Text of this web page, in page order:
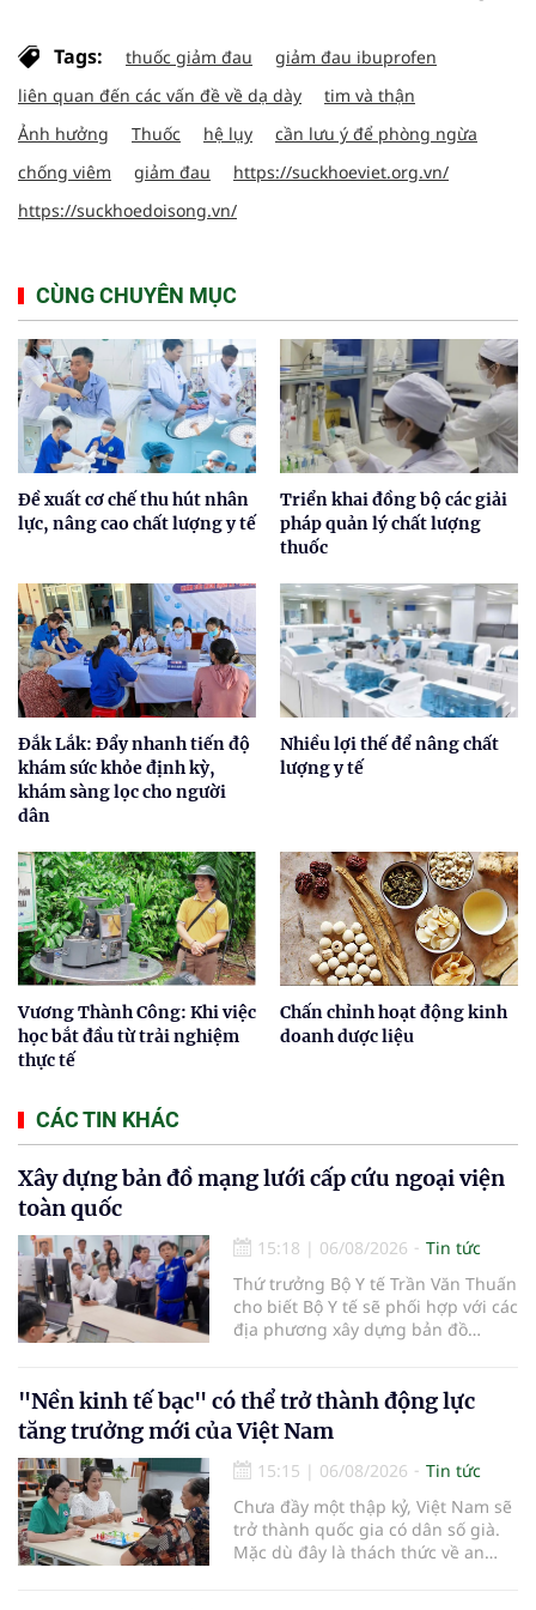
Tags: thuốc giảm đau
giảm đau ibuprofen
liên quan đến các vấn đề về dạ dày
tim và thận
Ảnh hưởng
Thuốc hệ lụy
cần lưu ý để phòng ngừa
chống viêm
giảm đau
https://suckhoeviet.org.vn/
https://suckhoedoisong.vn/
CÙNG CHUYÊN MỤC
Đề xuất cơ chế thu hút nhân
lực, nâng cao chất lượng y tế
Triển khai đồng bộ các giải
pháp quản lý chất lượng
thuốc
Đắk Lắk: Đẩy nhanh tiến độ
khám sức khỏe định kỳ,
khám sàng lọc cho người
dân
Nhiều lợi thế để nâng chất
lượng y tế
Vương Thành Công: Khi việc
học bắt đầu từ trải nghiệm
thực tế
Chấn chỉnh hoạt động kinh
doanh dược liệu
CÁC TIN KHÁC
Xây dựng bản đồ mạng lưới cấp cứu ngoại viện
toàn quốc
15:18 | 06/08/2026
Tin tức
Thứ trưởng Bộ Y tế Trần Văn Thuấn
cho biết Bộ Y tế sẽ phối hợp với các
địa phương xây dựng bản đồ
thiện cơ chế tài chính và đa dạng
hóa phương tiện nhằm nâng cao
năng lực cấp cứu trước viện trên
phạm vi cả nước.
"Nền kinh tế bạc" có thể trở thành động lực
tăng trưởng mới của Việt Nam
15:15 | 06/08/2026
Tin tức
Chưa đầy một thập kỷ, Việt Nam sẽ
trở thành quốc gia có dân số già.
Mặc dù đây là thách thức về an